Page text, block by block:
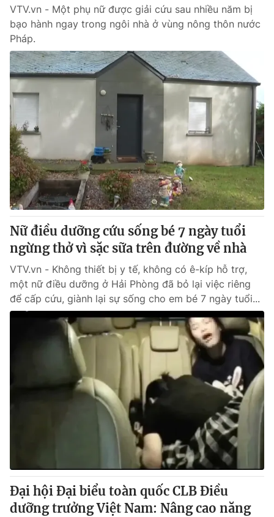
Photo Infographic
Video Shorts video
VTV Money VTV Thể thao
VTV Sức khoẻ Bất động sản
Thị trường 24h Tấm lòng Việt
VTV4 Vươn mình bằng AI
VTV9 VTV8
Liên hệ tòa soạn English
THỜI BÁO VTV
Theo dõi báo trên
Đài Truyền hình Việt Nam
Thời báo VTV
Giấy phép hoạt động báo in và báo điện tử số 483/GP-BTTTT
Tổng Biên tập:Vũ Thanh Thủy
Phó Tổng Biên tập:Nguyễn Thị Mỹ Hạnh, Phạm Quốc Thắng,
Nguyễn Trọng Ninh
VTV.vn - Một phụ nữ được giải cứu sau nhiều năm bị
bạo hành ngay trong ngôi nhà ở vùng nông thôn nước
Pháp.
Nữ điều dưỡng cứu sống bé 7 ngày tuổi
ngừng thở vì sặc sữa trên đường về nhà
VTV.vn - Không thiết bị y tế, không có ê-kíp hỗ trợ,
một nữ điều dưỡng ở Hải Phòng đã bỏ lại việc riêng
để cấp cứu, giành lại sự sống cho em bé 7 ngày tuổi...
Đại hội Đại biểu toàn quốc CLB Điều
dưỡng trưởng Việt Nam: Nâng cao năng